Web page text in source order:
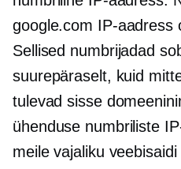
google.com IP-aadress
Sellised numbrijadad
suurepäraselt, kuid
tulevad sisse
ühenduse numbriliste
meile vajaliku